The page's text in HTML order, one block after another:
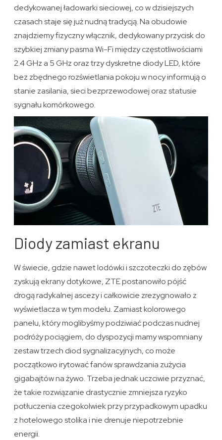
dedykowanej ładowarki sieciowej, co w dzisiejszych
czasach staje się już nudną tradycją. Na obudowie
znajdziemy fizyczny włącznik, dedykowany przycisk do
szybkiej zmiany pasma Wi-Fi między częstotliwościami
2.4 GHz a 5 GHz oraz trzy dyskretne diody LED, które
bez zbędnego rozświetlania pokoju w nocy informują o
stanie zasilania, sieci bezprzewodowej oraz statusie
sygnału komórkowego.
Diody zamiast ekranu
W świecie, gdzie nawet lodówki i szczoteczki do zębów
zyskują ekrany dotykowe, ZTE postanowiło pójść
drogą radykalnej ascezy i całkowicie zrezygnowało z
wyświetlacza w tym modelu. Zamiast kolorowego
panelu, który moglibyśmy podziwiać podczas nudnej
podróży pociągiem, do dyspozycji mamy wspomniany
zestaw trzech diod sygnalizacyjnych, co może
początkowo irytować fanów sprawdzania zużycia
gigabajtów na żywo. Trzeba jednak uczciwie przyznać,
że takie rozwiązanie drastycznie zmniejsza ryzyko
potłuczenia czegokolwiek przy przypadkowym upadku
z hotelowego stolika i nie drenuje niepotrzebnie
energii.